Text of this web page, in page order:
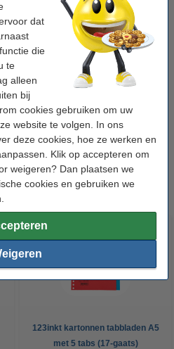
dat
die
te
alleen
bij
cookies gebruiken om uw
website te volgen. In ons
deze cookies, hoe ze werken en
Klik op accepteren om
weigeren? Dan plaatsen we
cookies en gebruiken we
hoesje A5 17-gaats 80
producten
123inkt kartonnen tabbladen A5
met 5 tabs (17-gaats)